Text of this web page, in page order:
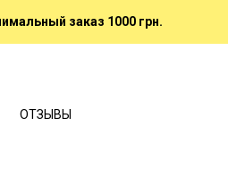
заказ 1000 грн.
ОТЗЫВЫ